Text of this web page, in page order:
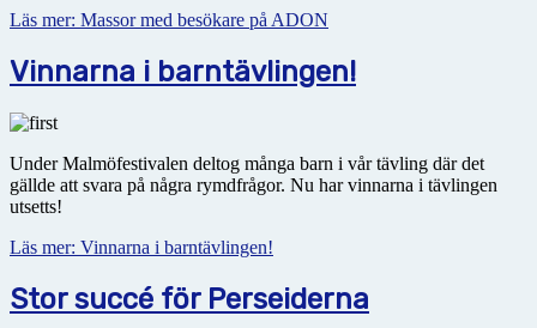
Läs mer: Massor med besökare på ADON
Vinnarna i barntävlingen!
Under Malmöfestivalen deltog många barn i vår tävling där det
gällde att svara på några rymdfrågor. Nu har vinnarna i tävlingen
utsetts!
Läs mer: Vinnarna i barntävlingen!
Stor succé för Perseiderna